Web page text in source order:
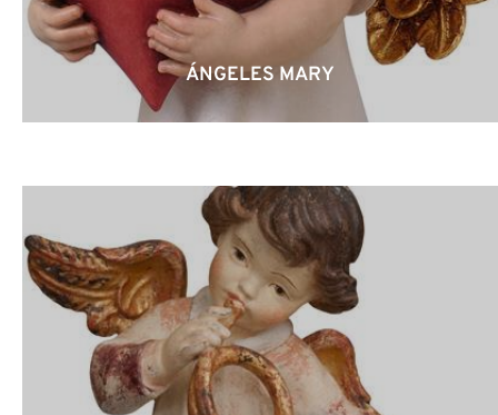
ÁNGELES MARY